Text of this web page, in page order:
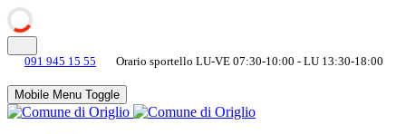
091 945 15 55 Orario sportello LU-VE 07:30-10:00 - LU 13:30-18:00
Mobile Menu Toggle